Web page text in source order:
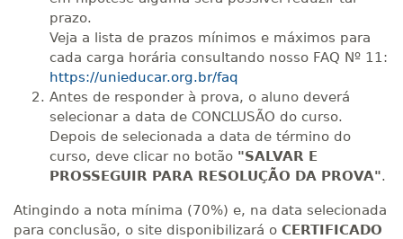
prazo.
Veja a lista de prazos mínimos e máximos para
cada carga horária consultando nosso FAQ Nº 11:
https://unieducar.org.br/faq
Antes de responder à prova, o aluno deverá
selecionar a data de CONCLUSÃO do curso.
Depois de selecionada a data de término do
curso, deve clicar no botão "SALVAR E
PROSSEGUIR PARA RESOLUÇÃO DA PROVA".
Atingindo a nota mínima (70%) e, na data selecionada
para conclusão, o site disponibilizará o CERTIFICADO